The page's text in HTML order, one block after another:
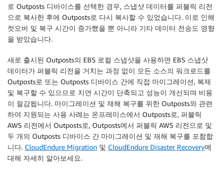
로 Outposts 디바이스를 선택한 경우, 스냅샷 데이터를 퍼블릭 리전
으로 복사한 후에 Outposts로 다시 복사할 수 있었습니다. 이로 인해
컷오버 및 복구 시간이 증가했을 뿐 아니라 기타 데이터 전송도 영향
을 받았습니다.
새로 출시된 Outposts의 EBS 로컬 스냅샷을 사용하면 EBS 스냅샷
데이터가 퍼블릭 리전을 거치는 과정 없이 모든 소스의 워크로드를
Outposts로 또는 Outposts 디바이스 간에 직접 마이그레이션, 복제
및 복구할 수 있으므로 지연 시간이 단축되고 성능이 개선되며 비용
이 절감됩니다. 마이그레이션 및 재해 복구를 위한 Outposts와 관련
하여 지원되는 사용 사례는 온프레미스에서 Outposts로, 퍼블릭
AWS 리전에서 Outposts로, Outposts에서 퍼블릭 AWS 리전으로 및
두 개의 Outposts 디바이스 간 마이그레이션 및 재해 복구를 포함합
니다. CloudEndure Migration 및 CloudEndure Disaster Recovery에
대해 자세히 알아보세요.